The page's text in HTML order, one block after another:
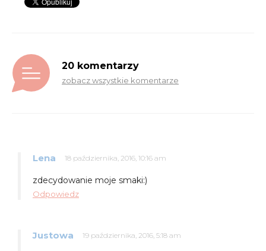
20 komentarzy
zobacz wszystkie komentarze
Lena 18 października, 2016, 10:16 am
zdecydowanie moje smaki:)
Odpowiedz
Justowa 19 października, 2016, 5:18 am